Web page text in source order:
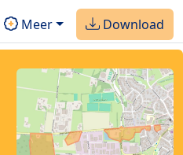
Meer Download